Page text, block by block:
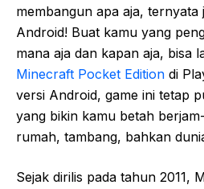
membangun apa aja, ternyata
Android! Buat kamu yang
mana aja dan kapan aja, bisa
Minecraft Pocket Edition di
versi Android, game ini tetap
yang bikin kamu betah
rumah, tambang, bahkan
Sejak dirilis pada tahun 2011,